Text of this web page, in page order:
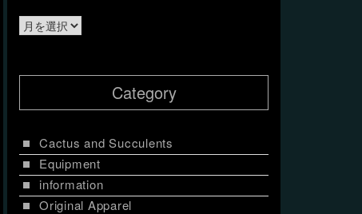
Archive
Category
Cactus and Succulents
Equipment
information
Original Apparel